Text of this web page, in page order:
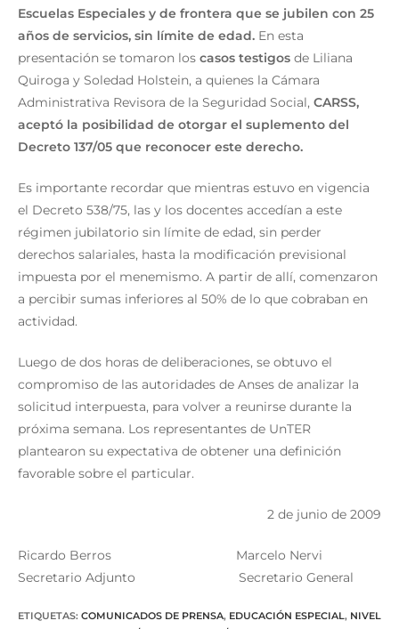
Escuelas Especiales y de frontera que se jubilen con 25
años de servicios, sin límite de edad. En esta
presentación se tomaron los casos testigos de Liliana
Quiroga y Soledad Holstein, a quienes la Cámara
Administrativa Revisora de la Seguridad Social, CARSS,
aceptó la posibilidad de otorgar el suplemento del
Decreto 137/05 que reconocer este derecho.
Es importante recordar que mientras estuvo en vigencia
el Decreto 538/75, las y los docentes accedían a este
régimen jubilatorio sin límite de edad, sin perder
derechos salariales, hasta la modificación previsional
impuesta por el menemismo. A partir de allí, comenzaron
a percibir sumas inferiores al 50% de lo que cobraban en
actividad.
Luego de dos horas de deliberaciones, se obtuvo el
compromiso de las autoridades de Anses de analizar la
solicitud interpuesta, para volver a reunirse durante la
próxima semana. Los representantes de UnTER
plantearon su expectativa de obtener una definición
favorable sobre el particular.
2 de junio de 2009
Ricardo Berros Marcelo Nervi
Secretario Adjunto Secretario General
ETIQUETAS: COMUNICADOS DE PRENSA, EDUCACIÓN ESPECIAL, NIVEL